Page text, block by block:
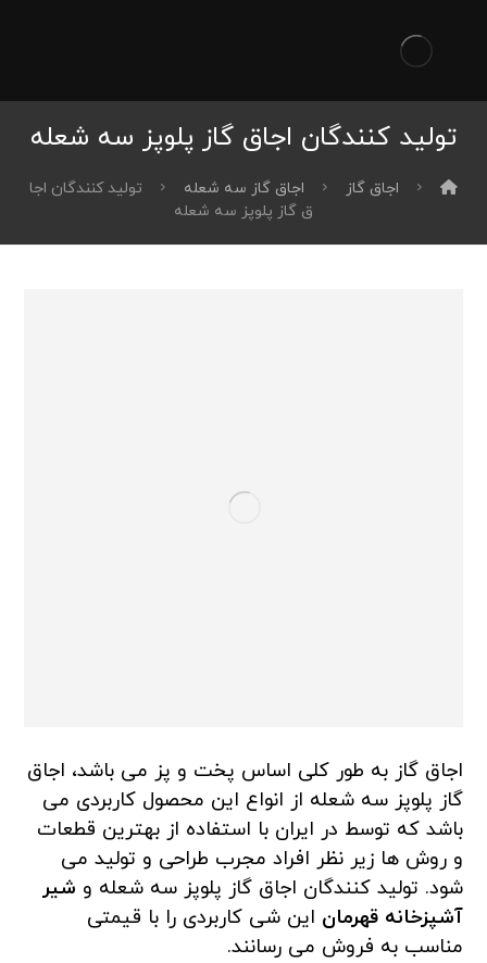
تولید کنندگان اجاق گاز پلوپز سه شعله
اجاق گاز اجاق گاز سه شعله
تولید کنندگان اجا
ق گاز پلوپز سه شعله
اجاق گاز به طور کلی اساس پخت و پز می باشد، اجاق
گاز پلوپز سه شعله از انواع این محصول کاربردی می
باشد که توسط در ایران با استفاده از بهترین قطعات
و روش ها زیر نظر افراد مجرب طراحی و تولید می
شود. تولید کنندگان اجاق گاز پلوپز سه شعله و شیر
آشپزخانه قهرمان این شی کاربردی را با قیمتی
مناسب به فروش می رسانند.